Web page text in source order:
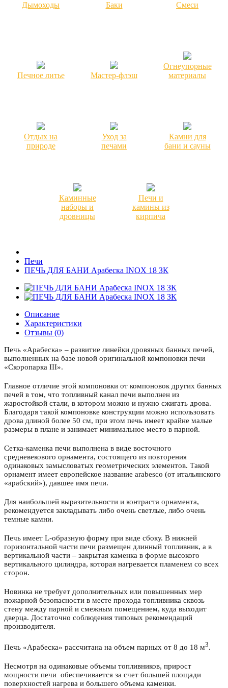
Дымоходы Баки Смеси
Печное литье Мастер-флэш
Огнеупорные
материалы
Отдых на
природе
Уход за
печами
Камни для
бани и сауны
Каминные
наборы и
дровницы
Печи и
камины из
кирпича
Печи
ПЕЧЬ ДЛЯ БАНИ Арабеска INOX 18 ЗК
Описание
Характеристики
Отзывы (0)
Печь «Арабеска» – развитие линейки дровяных банных печей,
выполненных на базе новой оригинальной компоновки печи
«Скоропарка III».
Главное отличие этой компоновки от компоновок других банных
печей в том, что топливный канал печи выполнен из
жаростойкой стали, в котором можно и нужно сжигать дрова.
Благодаря такой компоновке конструкции можно использовать
дрова длиной более 50 см, при этом печь имеет крайне малые
размеры в плане и занимает минимальное место в парной.
Сетка-каменка печи выполнена в виде восточного
средневекового орнамента, состоящего из повторения
одинаковых замысловатых геометрических элементов. Такой
орнамент имеет европейское название arabesco (от итальянского
«арабский»), давшее имя печи.
Для наибольшей выразительности и контраста орнамента,
рекомендуется закладывать либо очень светлые, либо очень
темные камни.
Печь имеет L-образную форму при виде сбоку. В нижней
горизонтальной части печи размещен длинный топливник, а в
вертикальной части – закрытая каменка в форме высокого
вертикального цилиндра, которая нагревается пламенем со всех
сторон.
Новинка не требует дополнительных или повышенных мер
пожарной безопасности в месте прохода топливника сквозь
стену между парной и смежным помещением, куда выходит
дверца. Достаточно соблюдения типовых рекомендаций
производителя.
Печь «Арабеска» рассчитана на объем парных от 8 до 18 м3.
Несмотря на одинаковые объемы топливников, прирост
мощности печи обеспечивается за счет большей площади
поверхностей нагрева и большего объема каменки.